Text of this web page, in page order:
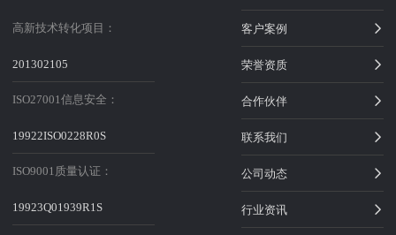
高新技术转化项目：
201302105
ISO27001信息安全：
19922ISO0228R0S
ISO9001质量认证：
19923Q01939R1S
客户案例
荣誉资质
合作伙伴
联系我们
公司动态
行业资讯